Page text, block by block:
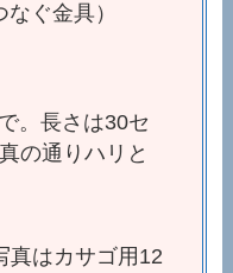
ぐ金具）
。長さは30セ
の通りハリと
真はカサゴ用12